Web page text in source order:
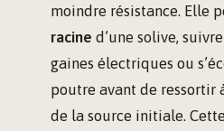
moindre résistance. Elle
racine d’une solive,
gaines électriques ou
poutre avant de ressortir
de la source initiale.